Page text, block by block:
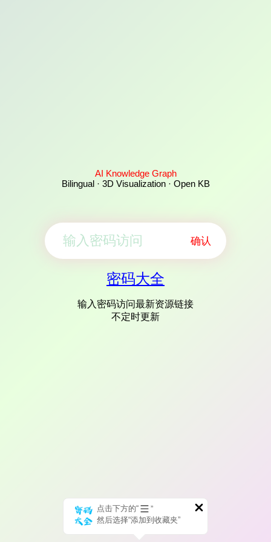
AI Knowledge Graph
Bilingual · 3D Visualization · Open KB
确认
密码大全
输入密码访问最新资源链接
不定时更新
点击下方的“
”
然后选择“添加到收藏夹”